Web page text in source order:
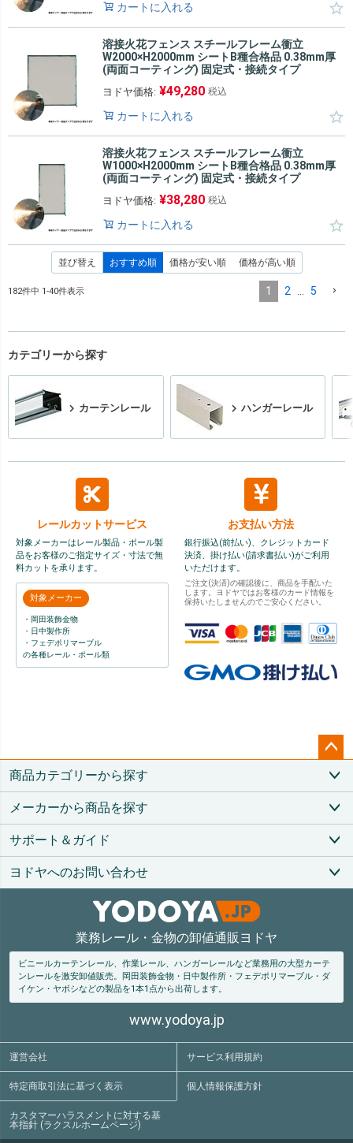
カートに入れる
溶接火花フェンス スチールフレーム衝立
W2000×H2000mm シートB種合格品 0.38mm厚
(両面コーティング) 固定式・接続タイプ
ヨドヤ価格: ¥49,280 税込
カートに入れる
溶接火花フェンス スチールフレーム衝立
W1000×H2000mm シートB種合格品 0.38mm厚
(両面コーティング) 固定式・接続タイプ
ヨドヤ価格: ¥38,280 税込
カートに入れる
並び替え おすすめ順 価格が安い順 価格が高い順
182件中 1-40件表示 1 2 … 5
カテゴリーから探す
カーテンレール ハンガーレール
レールカットサービス
対象メーカーはレール製品・ポール製
品をお客様のご指定サイズ・寸法で無
料カットを承ります。
対象メーカー
・岡田装飾金物
・日中製作所
・フェデポリマーブル
の各種レール・ポール類
お支払い方法
銀行振込(前払い)、クレジットカード
決済、掛け払い(請求書払い)がご利用
いただけます。
ご注文(決済)の確認後に、商品を手配いた
します。ヨドヤではお客様のカード情報を
保持いたしませんのでご安心ください。
ペー
ップ
商品カテゴリーから探す
メーカーから商品を探す
サポート＆ガイド
ヨドヤへのお問い合わせ
業務レール・金物の卸値通販ヨドヤ
ビニールカーテンレール、作業レール、ハンガーレールなど業務用の大型カーテ
ンレールを激安卸値販売。
岡田装飾金物・日中製作所・フェデポリマーブル・ダ
イケン・ヤボシなどの製品を1本1点から出荷します。
www.yodoya.jp
運営会社 サービス利用規約
特定商取引法に基づく表示 個人情報保護方針
カスタマーハラスメントに対する基
本指針 (ラクスルホームページ)